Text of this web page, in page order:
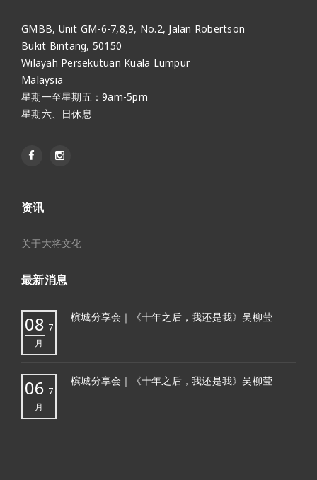
GMBB, Unit GM-6-7,8,9, No.2, Jalan Robertson
Bukit Bintang, 50150
Wilayah Persekutuan Kuala Lumpur
Malaysia
星期一至星期五：9am-5pm
星期六、日休息
资讯
关于大将文化
最新消息
08 7
月
槟城分享会｜《十年之后，我还是我》吴柳莹
06 7
月
槟城分享会｜《十年之后，我还是我》吴柳莹